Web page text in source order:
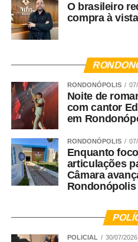
O brasileiro
compra à vista
RONDONÓPOLIS
Noite de
com cantor
em
RONDONÓPOLIS
Enquanto
articulações
Câmara
Rondonópolis
POLICIAL 30/07/